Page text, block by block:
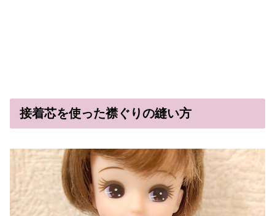
接着芯を使った襟ぐりの縫い方